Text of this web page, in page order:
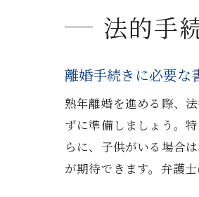
法的手
離婚手続きに必要な
熟年離婚を進める際、
ずに準備しましょう。
らに、子供がいる場合
が期待できます。弁護